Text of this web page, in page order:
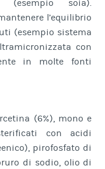
soia).
l’equilibrio
(esempio sistema
con
in molte fonti
(6%), mono e
con acidi
pirofosfato di
di sodio, olio di